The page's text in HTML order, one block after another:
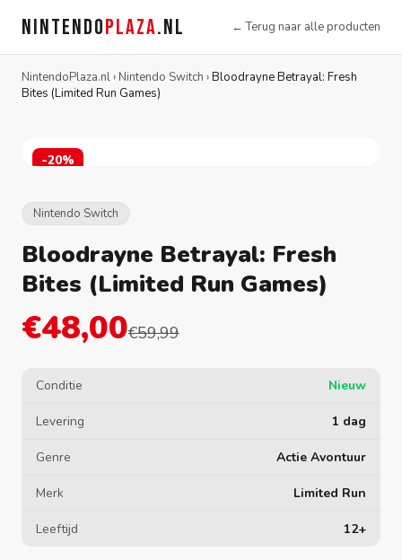
NINTENDOPLAZA.NL ← Terug naar alle producten
NintendoPlaza.nl› Nintendo Switch ›Bloodrayne Betrayal: Fresh
Bites (Limited Run Games)
-20%
Nintendo Switch
Bloodrayne Betrayal: Fresh
Bites (Limited Run Games)
€48,00€59,99
Conditie Nieuw
Levering 1 dag
Genre Actie Avontuur
Merk Limited Run
Leeftijd 12+